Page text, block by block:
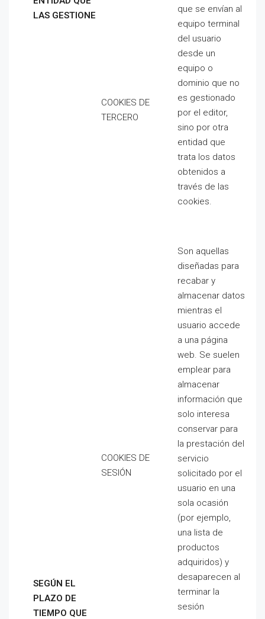
LAS GESTIONE
COOKIES DE
TERCERO
que se envían al
equipo terminal
del usuario
desde un
equipo o
dominio que no
es gestionado
por el editor,
sino por otra
entidad que
trata los datos
obtenidos a
través de las
cookies.
SEGÚN EL
PLAZO DE
TIEMPO QUE
COOKIES DE
SESIÓN
Son aquellas
diseñadas para
recabar y
almacenar datos
mientras el
usuario accede
a una página
web. Se suelen
emplear para
almacenar
información que
solo interesa
conservar para
la prestación del
servicio
solicitado por el
usuario en una
sola ocasión
(por ejemplo,
una lista de
productos
adquiridos) y
desaparecen al
terminar la
sesión